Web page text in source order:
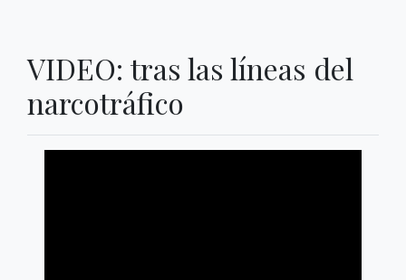
VIDEO: tras las líneas del
narcotráfico